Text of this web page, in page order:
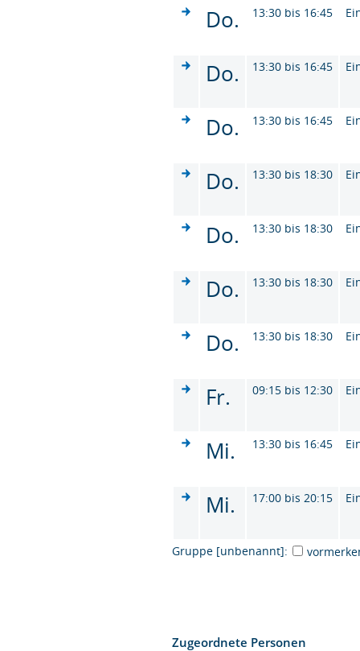
Do. 13:30 bis 16:45
Do. 13:30 bis 16:45
Do. 13:30 bis 16:45
Do. 13:30 bis 18:30
Do. 13:30 bis 18:30
Do. 13:30 bis 18:30
Do. 13:30 bis 18:30
Fr. 09:15 bis 12:30
Mi. 13:30 bis 16:45
Mi. 17:00 bis 20:15
Gruppe [unbenannt]:
Zugeordnete Personen